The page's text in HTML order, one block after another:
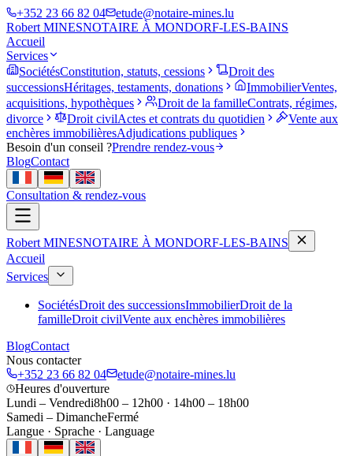
+352 23 66 82 04
etude@notaire-mines.lu
Robert MINESNOTAIRE À MONDORF-LES-BAINS
Accueil
Services
SociétésConstitution, statuts, cessions
Droit des
successionsHéritages, testaments, donations ImmobilierVentes,
acquisitions, hypothèques
Droit de la familleContrats, régimes,
divorce
Droit civilActes et contrats du quotidien
Vente aux
enchères immobilièresAdjudications publiques
Besoin d'un conseil ?Prendre rendez-vous
BlogContact
Consultation & rendez-vous
Robert MINESNOTAIRE À MONDORF-LES-BAINS
Accueil
Services
SociétésDroit des successionsImmobilierDroit de la
familleDroit civilVente aux enchères immobilières
BlogContact
Nous contacter
+352 23 66 82 04
etude@notaire-mines.lu
Heures d'ouverture
Lundi – Vendredi8h00 – 12h00 · 14h00 – 18h00
Samedi – DimancheFermé
Langue · Sprache · Language